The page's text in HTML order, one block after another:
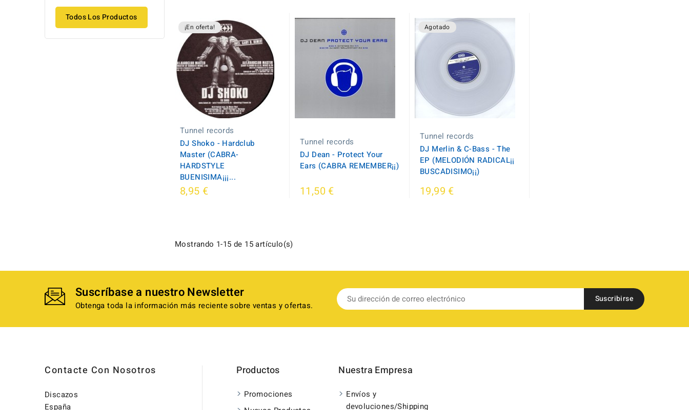
Todos Los Productos
¡En oferta!
Tunnel records
DJ Shoko - Hardclub
Master (CABRA-
HARDSTYLE
BUENISIMA¡¡¡...
8,95 €
Tunnel records
DJ Dean - Protect Your
Ears (CABRA REMEMBER¡¡)
11,50 €
Agotado
Tunnel records
DJ Merlin & C-Bass - The
EP (MELODIÓN RADICAL¡¡
BUSCADISIMO¡¡)
19,99 €
Mostrando 1-15 de 15 artículo(s)
Suscríbase a nuestro Newsletter
Obtenga toda la información más reciente sobre ventas y ofertas.
Contacte Con Nosotros
Discazos
España
Productos
Promociones
Nuestra Empresa
Envíos y
devoluciones/Shipping